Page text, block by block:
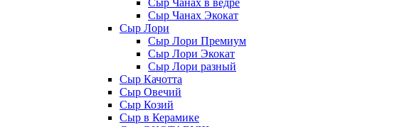
Сыр Чанах в ведре
Сыр Чанах Экокат
Сыр Лори
Сыр Лори Премиум
Сыр Лори Экокат
Сыр Лори разный
Сыр Качотта
Сыр Овечий
Сыр Козий
Сыр в Керамике